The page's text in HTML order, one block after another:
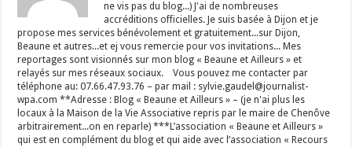
ne vis pas du blog...) J'ai de nombreuses
accréditions officielles. Je suis basée à Dijon et je
propose mes services bénévolement et gratuitement...sur Dijon,
Beaune et autres...et ej vous remercie pour vos invitations... Mes
reportages sont visionnés sur mon blog « Beaune et Ailleurs » et
relayés sur mes réseaux sociaux. Vous pouvez me contacter par
téléphone au: 07.66.47.93.76 – par mail : sylvie.gaudel@journalist-
wpa.com **Adresse : Blog « Beaune et Ailleurs » – (je n'ai plus les
locaux à la Maison de la Vie Associative repris par le maire de Chenôve
arbitrairement...on en reparle) ***L’association « Beaune et Ailleurs »
qui est en complément du blog et qui aide avec l’association « Recours